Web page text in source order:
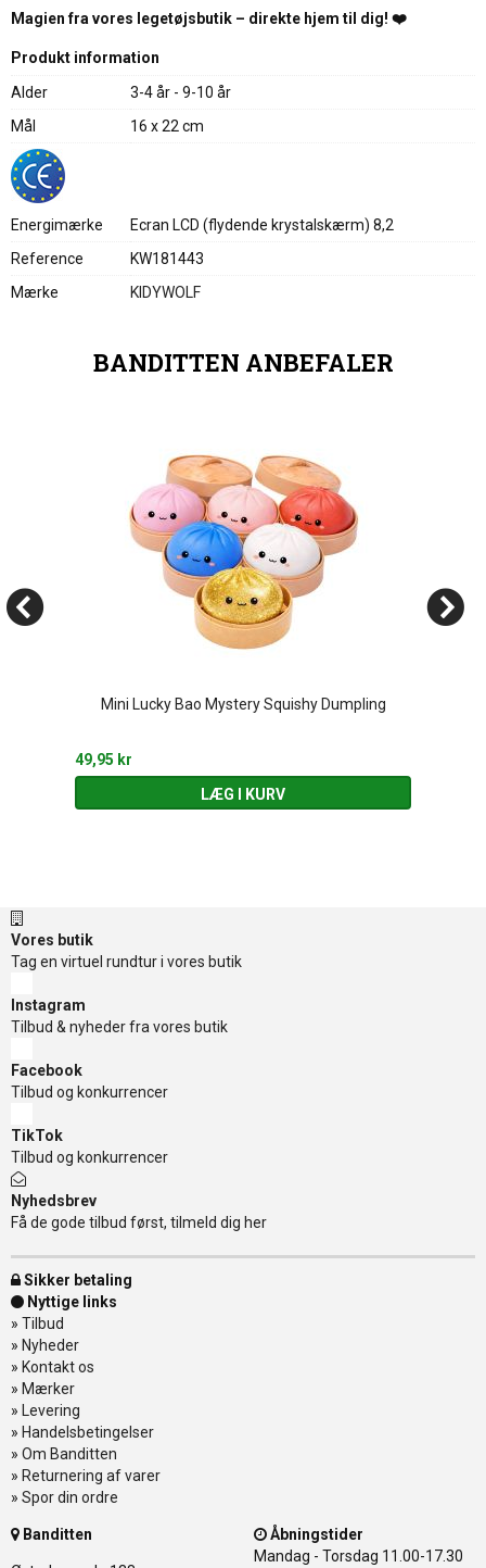
Magien fra vores legetøjsbutik – direkte hjem til dig! ❤️
Produkt information
Alder
3-4 år - 9-10 år
Mål
16 x 22 cm
Energimærke
Ecran LCD (flydende krystalskærm) 8,2
Reference
KW181443
Mærke
KIDYWOLF
BANDITTEN ANBEFALER
Mini Lucky Bao Mystery Squishy Dumpling
49,95 kr
LÆG I KURV
Vores butik
Tag en virtuel rundtur i vores butik
Instagram
Tilbud & nyheder fra vores butik
Facebook
Tilbud og konkurrencer
TikTok
Tilbud og konkurrencer
Nyhedsbrev
Få de gode tilbud først, tilmeld dig her
Sikker betaling
Nyttige links
» Tilbud
» Nyheder
» Kontakt os
» Mærker
» Levering
» Handelsbetingelser
» Om Banditten
» Returnering af varer
» Spor din ordre
Banditten
Åbningstider
Mandag - Torsdag 11.00-17.30